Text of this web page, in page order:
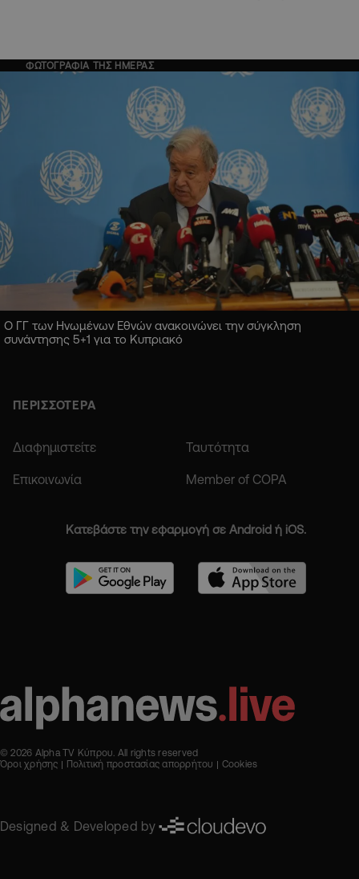
ΦΩΤΟΓΡΑΦΙΑ ΤΗΣ ΗΜΕΡΑΣ
Ο ΓΓ των Ηνωμένων Εθνών ανακοινώνει την σύγκληση
συνάντησης 5+1 για το Κυπριακό
ΠΕΡΙΣΣΟΤΕΡΑ
Διαφημιστείτε Ταυτότητα
Επικοινωνία Member of COPA
Κατεβάστε την εφαρμογή σε Android ή iOS.
© 2026 Alpha TV Κύπρου. All rights reserved
Όροι χρήσης
Πολιτική προστασίας απορρήτου Cookies
Designed & Developed by